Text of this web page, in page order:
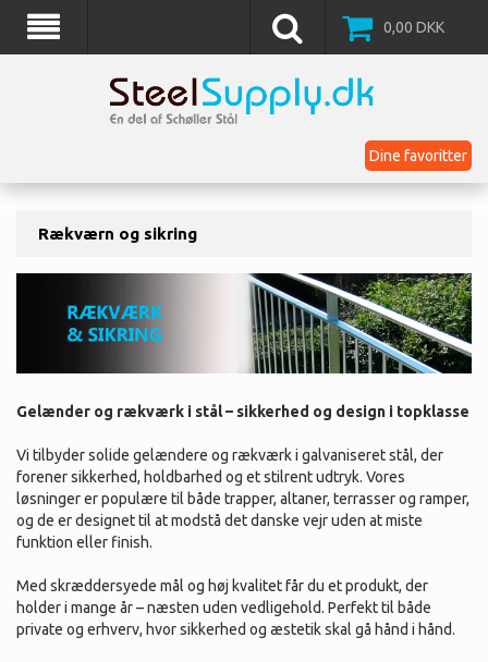
0,00 DKK
Dine favoritter
Rækværn og sikring
Gelænder og rækværk i stål – sikkerhed og design i topklasse
Vi tilbyder solide gelændere og rækværk i galvaniseret stål, der
forener sikkerhed, holdbarhed og et stilrent udtryk. Vores
løsninger er populære til både trapper, altaner, terrasser og ramper,
og de er designet til at modstå det danske vejr uden at miste
funktion eller finish.
Med skræddersyede mål og høj kvalitet får du et produkt, der
holder i mange år – næsten uden vedligehold. Perfekt til både
private og erhverv, hvor sikkerhed og æstetik skal gå hånd i hånd.